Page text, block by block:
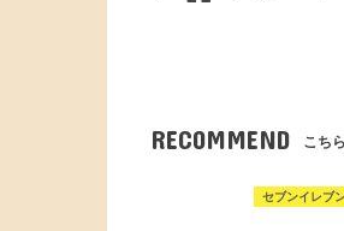
RECOMMEND こち
セブンイレブ